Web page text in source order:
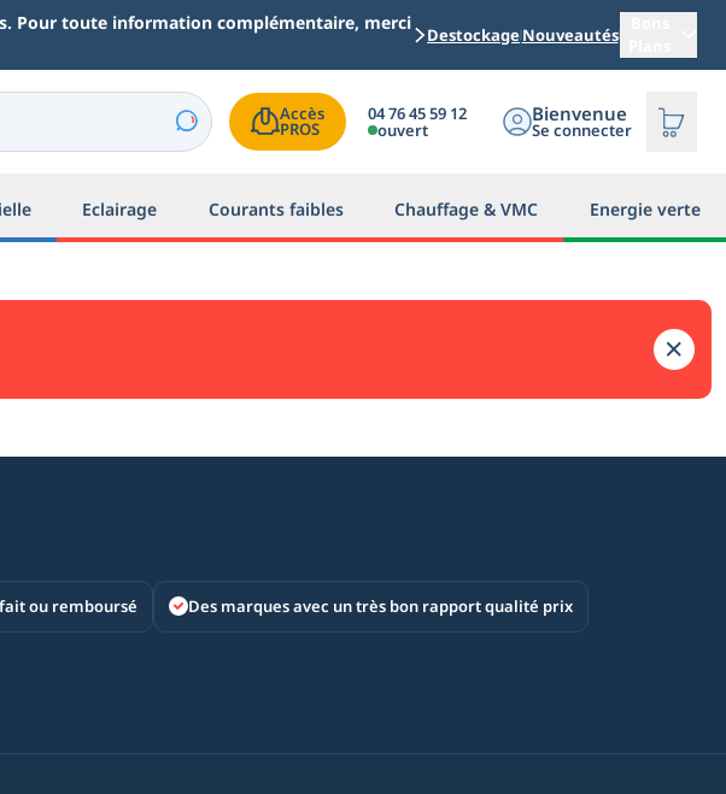
Pour toute information complémentaire, merci
DestockageNouveautés
Accès
PROS
04 76 45 59 12
ouvert
Bienvenue
Se connecter
Eclairage Courants faibles Chauffage & VMC Energie verte
ou remboursé Des marques avec un très bon rapport qualité prix